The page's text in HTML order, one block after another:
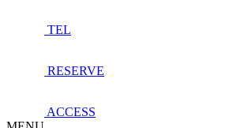
TEL
RESERVE
ACCESS